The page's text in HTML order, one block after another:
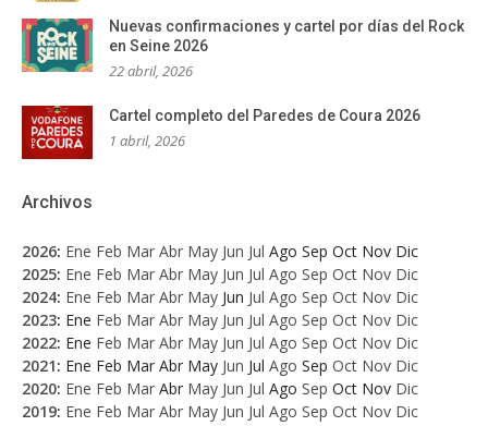
Nuevas confirmaciones y cartel por días del Rock
en Seine 2026
22 abril, 2026
Cartel completo del Paredes de Coura 2026
1 abril, 2026
Archivos
2026: Ene Feb Mar Abr May Jun Jul Ago Sep Oct Nov Dic
2025: Ene Feb Mar Abr May Jun Jul Ago Sep Oct Nov Dic
2024: Ene Feb Mar Abr May Jun Jul Ago Sep Oct Nov Dic
2023: Ene Feb Mar Abr May Jun Jul Ago Sep Oct Nov Dic
2022: Ene Feb Mar Abr May Jun Jul Ago Sep Oct Nov Dic
2021: Ene Feb Mar Abr May Jun Jul Ago Sep Oct Nov Dic
2020: Ene Feb Mar Abr May Jun Jul Ago Sep Oct Nov Dic
2019: Ene Feb Mar Abr May Jun Jul Ago Sep Oct Nov Dic